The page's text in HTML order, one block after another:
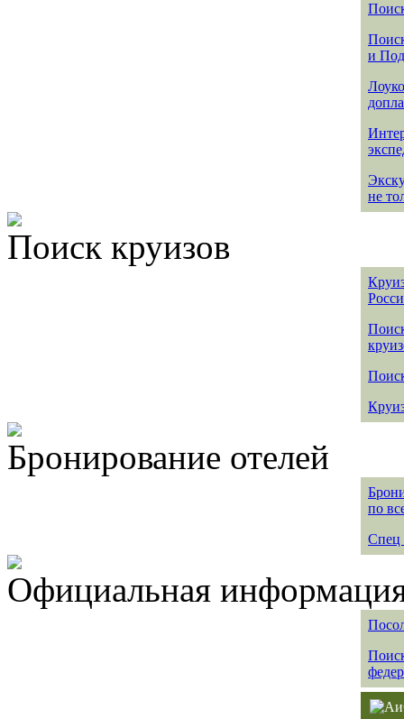
и
не
Поиск круизов
Бронирование отелей
по
Спец
Официальная